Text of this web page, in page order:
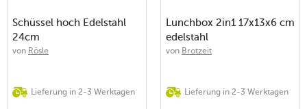
Schüssel hoch Edelstahl
24cm
von Rösle
Lieferung in 2-3 Werktagen
Lunchbox 2in1 17x13x6 cm
edelstahl
von Brotzeit
Lieferung in 2-3 Werktagen